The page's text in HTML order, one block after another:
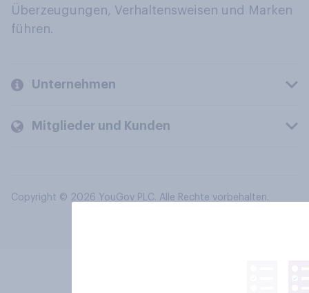
Überzeugungen, Verhaltensweisen und Marken
führen.
Unternehmen
Mitglieder und Kunden
Copyright © 2026 YouGov PLC. Alle Rechte vorbehalten.